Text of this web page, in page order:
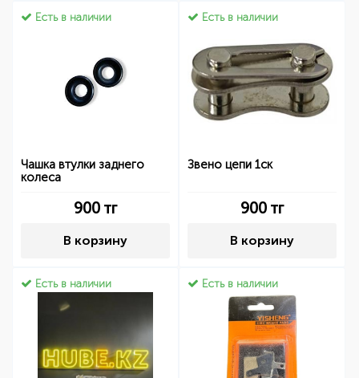
Есть в наличии
Чашка втулки заднего
колеса
900 тг
В корзину
Есть в наличии
Звено цепи 1ск
900 тг
В корзину
Есть в наличии Есть в наличии